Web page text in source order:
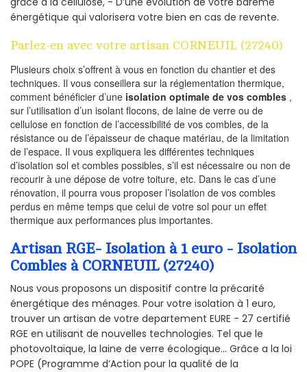
énergétique qui valorisera votre bien en cas de revente.
Parlez-en avec votre artisan CORNEUIL (27240)
Plusieurs choix s’offrent à vous en fonction du chantier et des
techniques. Il vous conseillera sur la réglementation thermique,
comment bénéficier d’une isolation optimale de vos combles ,
sur l’utilisation d’un isolant flocons, de laine de verre ou de
cellulose en fonction de l’accessibilité de vos combles, de la
résistance ou de l’épaisseur de chaque matériau, de la limitation
de l’espace. Il vous expliquera les différentes techniques
d’isolation sol et combles possibles, s’il est nécessaire ou non de
recourir à une dépose de votre toiture, etc. Dans le cas d’une
rénovation, il pourra vous proposer l’isolation de vos combles
perdus en même temps que celui de votre sol pour un effet
thermique aux performances plus importantes.
Artisan RGE- Isolation à 1 euro - Isolation
Combles à CORNEUIL (27240)
Nous vous proposons un dispositif contre la précarité
énergétique des ménages. Pour votre isolation à 1 euro,
trouver un artisan de votre departement EURE - 27 certifié
RGE en utilisant de nouvelles technologies. Tel que le
photovoltaïque, la laine de verre écologique... Grâce a la loi
POPE (Programme d’Action pour la qualité de la